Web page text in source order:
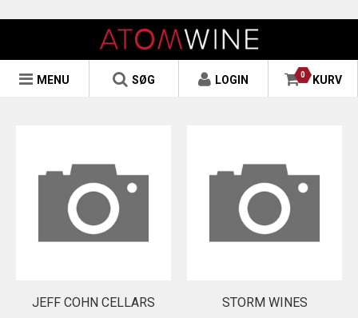
0 KURV
LOGIN
SØG
MENU
JEFF COHN CELLARS STORM WINES